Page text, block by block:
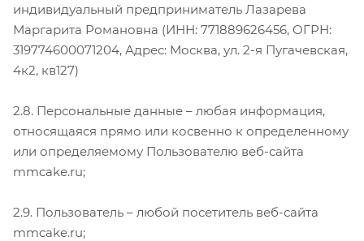
индивидуальный предприниматель Лазарева
Маргарита Романовна (ИНН: 771889626456, ОГРН:
319774600071204, Адрес: Москва, ул. 2-я Пугачевская,
4к2, кв127)
2.8. Персональные данные – любая информация,
относящаяся прямо или косвенно к определенному
или определяемому Пользователю веб-сайта
mmcake.ru;
2.9. Пользователь – любой посетитель веб-сайта
mmcake.ru;